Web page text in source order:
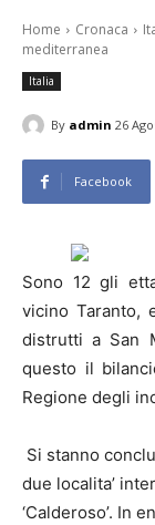
Home Cronaca
mediterranea
Italia
By admin 26
Facebook
Sono 12 gli
vicino Taranto,
distrutti a San
questo il
Regione degli
Si stanno
due localita’
‘Calderoso’. In